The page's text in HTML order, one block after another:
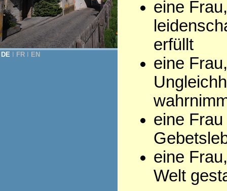
DE FR EN
eine
erfüllt
eine
eine
eine
Welt